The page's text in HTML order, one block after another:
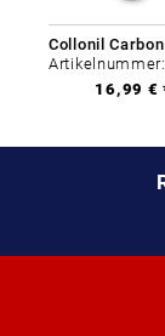
16,99 €